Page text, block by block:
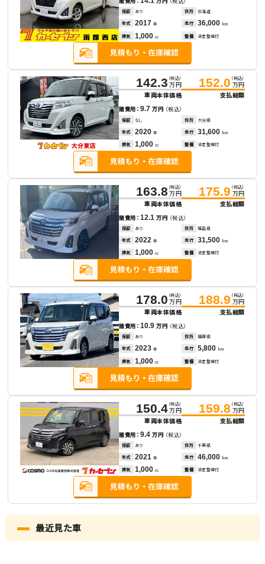
保証 あり 住所 北海道
年式 2017 年 走行 36,000 km
排気 1,000 cc 整備 法定整備付
142.3 （税込）
万円
車両本体価格
152.0 （税込）
万円
支払総額
諸費用：9.7万円 （税込）
保証 なし 住所 大分県
年式 2020 年 走行 31,600 km
排気 1,000 cc 整備 法定整備付
163.8 （税込）
万円
車両本体価格
175.9 （税込）
万円
支払総額
諸費用：12.1万円 （税込）
保証 あり 住所 福島県
年式 2022 年 走行 31,500 km
排気 1,000 cc 整備 法定整備付
178.0 （税込）
万円
車両本体価格
188.9 （税込）
万円
支払総額
諸費用：10.9万円 （税込）
保証 あり 住所 福岡県
年式 2023 年 走行 5,800 km
排気 1,000 cc 整備 法定整備付
150.4 （税込）
万円
車両本体価格
159.8 （税込）
万円
支払総額
諸費用：9.4万円 （税込）
保証 あり 住所 千葉県
年式 2021 年 走行 46,000 km
排気 1,000 cc 整備 法定整備付
最近見た車